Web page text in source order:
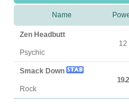
Name
Zen Headbutt
Psychic
12
Smack Down
Rock
19.2